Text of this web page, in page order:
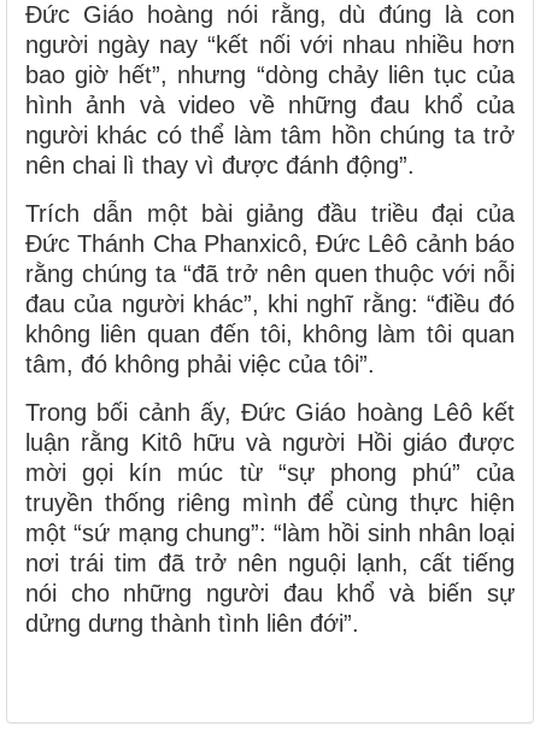
Đức Giáo hoàng nói rằng, dù đúng là con
người ngày nay “kết nối với nhau nhiều hơn
bao giờ hết”, nhưng “dòng chảy liên tục của
hình ảnh và video về những đau khổ của
người khác có thể làm tâm hồn chúng ta trở
nên chai lì thay vì được đánh động”.
Trích dẫn một bài giảng đầu triều đại của
Đức Thánh Cha Phanxicô, Đức Lêô cảnh báo
rằng chúng ta “đã trở nên quen thuộc với nỗi
đau của người khác”, khi nghĩ rằng: “điều đó
không liên quan đến tôi, không làm tôi quan
tâm, đó không phải việc của tôi”.
Trong bối cảnh ấy, Đức Giáo hoàng Lêô kết
luận rằng Kitô hữu và người Hồi giáo được
mời gọi kín múc từ “sự phong phú” của
truyền thống riêng mình để cùng thực hiện
một “sứ mạng chung”: “làm hồi sinh nhân loại
nơi trái tim đã trở nên nguội lạnh, cất tiếng
nói cho những người đau khổ và biến sự
dửng dưng thành tình liên đới”.